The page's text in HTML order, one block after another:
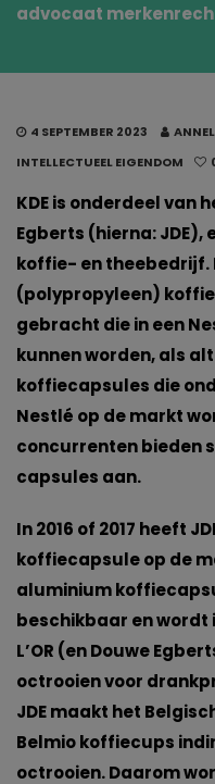
advocaat
4 SEPTEMBER 2023
INTELLECTUEEL EIGENDOM
KDE is onderdeel van
Egberts (hierna:
koffie- en theebedrijf.
(polypropyleen)
gebracht die in een
kunnen worden, als
koffiecapsules die
Nestlé op de markt
concurrenten bieden
capsules aan.
In 2016 of 2017 heeft
koffiecapsule op de
aluminium
beschikbaar en wordt
L’OR (en Douwe
octrooien voor
JDE maakt het
Belmio koffiecups
octrooien. Daarom